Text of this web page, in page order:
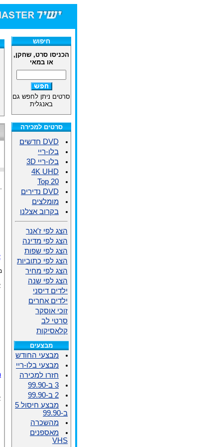
חיפוש
הכניסו סרט, שחקן,
או במאי
סרטים ניתן לחפש גם
באנגלית
סרטים למכירה
DVD חדשים
בלו-ריי
בלו-ריי 3D
4K UHD
Top 20
DVD נדירים
מומלצים
בקרוב אצלנו
הצג לפי ז'אנר
הצג לפי מדינה
הצג לפי שפות
הצג לפי כתוביות
הצג לפי מחיר
הצג לפי שנה
ילדים דיסני
ילדים אחרים
זוכי אוסקר
סרטי לב
קלאסיקות
מבצעים
מבצעי החודש
מבצעי בלו-ריי
חזרו למכירה
3 ב-99.90
2 ב-99.90
מבצע חיסול 5
ב-99.90
מהשכרה
מאספנים
VHS